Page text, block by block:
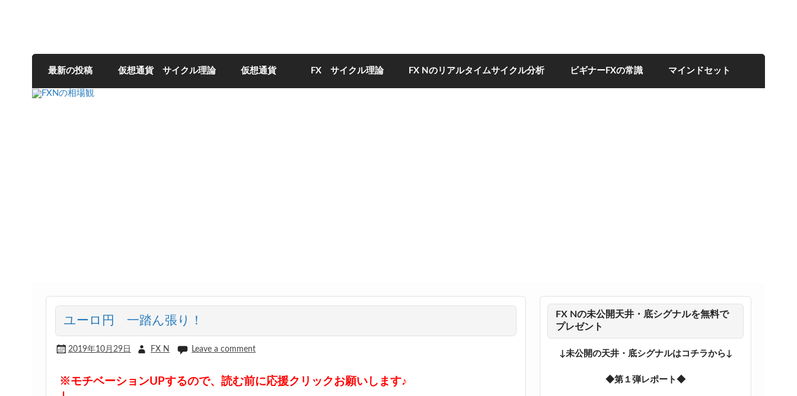
FXNの相場観
最新の投稿 仮想通貨 サイクル理論 仮想通貨 FX サイクル理論 FX Nのリアルタイムサイクル分析 ビギナーFXの常識 マインドセット
ユーロ円 一踏ん張り！
2019年10月29日 FX N Leave a comment
※モチベーションUPするので、読む前に応援クリックお願いします♪
FX Nの未公開天井・底シグナルを無料で
プレゼント
↓未公開の天井・底シグナルはコチラから↓
◆第１弾レポート◆